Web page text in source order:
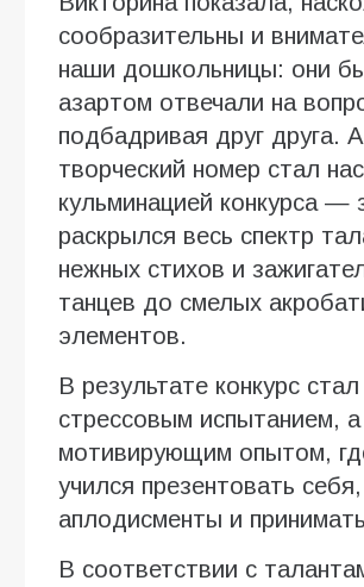
сообразительны и
наши дошкольницы: они
азартом отвечали на
подбадривая друг друга. А
творческий номер стал
кульминацией конкурса —
раскрылся весь спектр
нежных стихов и
танцев до смелых
элементов.
В результате конкурс
стрессовым испытанием, а
мотивирующим опытом,
учился презентовать
аплодисменты и
В соответствии с